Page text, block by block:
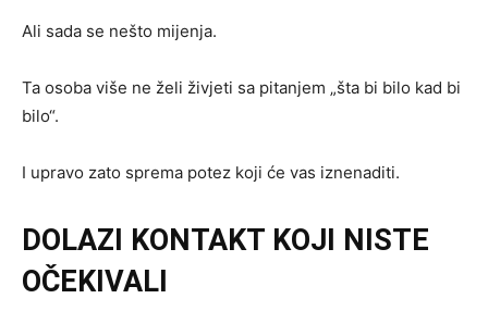
Ali sada se nešto mijenja.
Ta osoba više ne želi živjeti sa pitanjem „šta bi bilo kad bi
bilo“.
I upravo zato sprema potez koji će vas iznenaditi.
DOLAZI KONTAKT KOJI NISTE
OČEKIVALI